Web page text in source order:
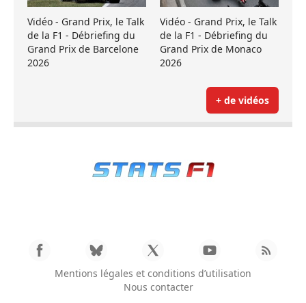
Vidéo - Grand Prix, le Talk
de la F1 - Débriefing du
Grand Prix de Barcelone
2026
Vidéo - Grand Prix, le Talk
de la F1 - Débriefing du
Grand Prix de Monaco
2026
+ de vidéos
Mentions légales et conditions d’utilisation
Nous contacter